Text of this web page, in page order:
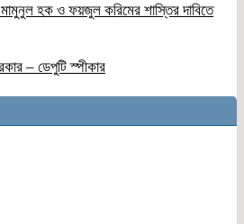
হক ও ফয়জুল করিমের শাস্তির দাবিতে
– ডেপুটি স্পীকার